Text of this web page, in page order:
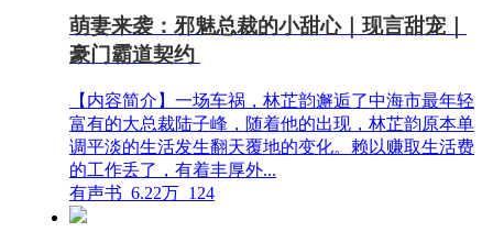
萌妻来袭：邪魅总裁的小甜心｜现言甜宠｜
豪门霸道契约
【内容简介】一场车祸，林芷韵邂逅了中海市最年轻
富有的大总裁陆子峰，随着他的出现，林芷韵原本单
调平淡的生活发生翻天覆地的变化。赖以赚取生活费
的工作丢了，有着丰厚外...
有声书 6.22万 124